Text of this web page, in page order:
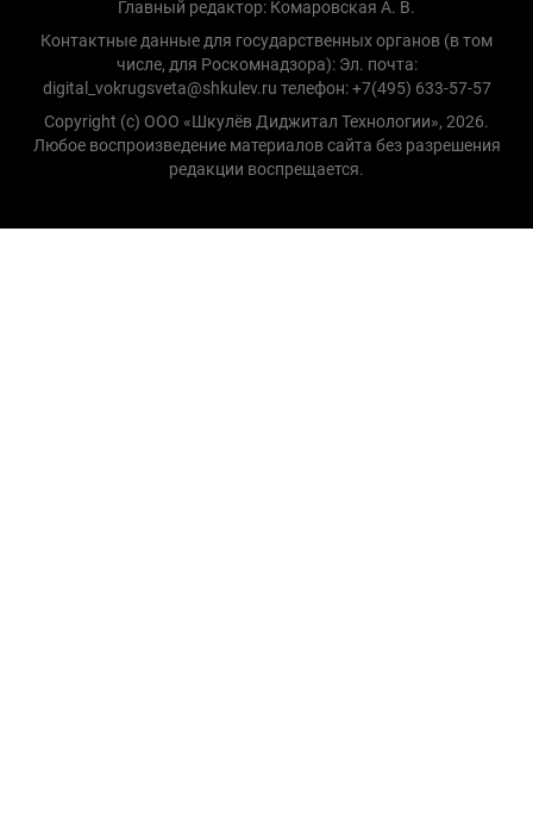
Главный редактор: Комаровская А. В.
Контактные данные для государственных органов (в том
числе, для Роскомнадзора): Эл. почта:
digital_vokrugsveta@shkulev.ru телефон: +7(495) 633-57-57
Copyright (с) ООО «Шкулёв Диджитал Технологии», 2026.
Любое воспроизведение материалов сайта без разрешения
редакции воспрещается.